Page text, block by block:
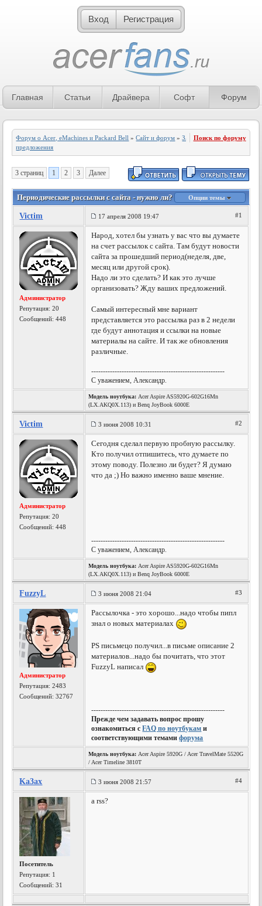
Вход Регистрация
Главная Статьи Драйвера Софт Форум
Форум о Acer, eMachines и Packard Bell »Сайт и форум »Замечания и
предложения
Поиск по форуму
3 страниц 1 2 3 Далее
Периодические рассылки с сайта - нужно ли? Опции темы
Victim 17 апреля 2008 19:47 #1
Администратор
Репутация:20
Сообщений: 448
Народ, хотел бы узнать у вас что вы думаете
на счет рассылок с сайта. Там будут новости
сайта за прошедший период(неделя, две,
месяц или другой срок).
Надо ли это сделать? И как это лучше
организовать? Жду ваших предложений.
Самый интересный мне вариант
представляется это рассылка раз в 2 недели
где будут аннотация и ссылки на новые
материалы на сайте. И так же обновления
различные.
---------------------------------------------------------
С уважением, Александр.
Модель ноутбука: Acer Aspire AS5920G-602G16Mn
(LX.AKQ0X.113) и Benq JoyBook 6000E
Victim 3 июня 2008 10:31 #2
Администратор
Репутация:20
Сообщений: 448
Сегодня сделал первую пробную рассылку.
Кто получил отпишитесь, что думаете по
этому поводу. Полезно ли будет? Я думаю
что да ;) Но важно именно ваше мнение.
---------------------------------------------------------
С уважением, Александр.
Модель ноутбука: Acer Aspire AS5920G-602G16Mn
(LX.AKQ0X.113) и Benq JoyBook 6000E
FuzzyL 3 июня 2008 21:04 #3
Администратор
Репутация:2483
Сообщений: 32767
Рассылочка - это хорошо...надо чтобы пипл
знал о новых материалах
PS письмецо получил...в письме описание 2
материалов...надо бы почитать, что этот
FuzzyL написал
---------------------------------------------------------
Прежде чем задавать вопрос прошу
ознакомиться сFAQ по ноутбукам и
соответствующими темамифорума
Модель ноутбука: Acer Aspire 5920G / Acer TravelMate 5520G
/ Acer Timeline 3810T
Ka3ax 3 июня 2008 21:57 #4
Посетитель
Репутация: 1
Сообщений: 31
a rss?